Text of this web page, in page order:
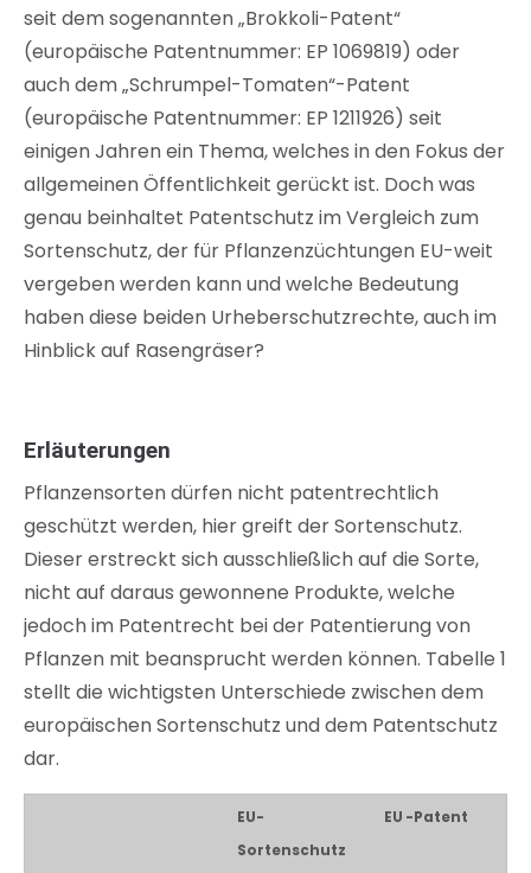
seit dem sogenannten „Brokkoli-Patent“
(europäische Patentnummer: EP 1069819) oder
auch dem „Schrumpel-Tomaten“-Patent
(europäische Patentnummer: EP 1211926) seit
einigen Jahren ein Thema, welches in den Fokus der
allgemeinen Öffentlichkeit gerückt ist. Doch was
genau beinhaltet Patentschutz im Vergleich zum
Sortenschutz, der für Pflanzenzüchtungen EU-weit
vergeben werden kann und welche Bedeutung
haben diese beiden Urheberschutzrechte, auch im
Hinblick auf Rasengräser?
Erläuterungen
Pflanzensorten dürfen nicht patentrechtlich
geschützt werden, hier greift der Sortenschutz.
Dieser erstreckt sich ausschließlich auf die Sorte,
nicht auf daraus gewonnene Produkte, welche
jedoch im Patentrecht bei der Patentierung von
Pflanzen mit beansprucht werden können. Tabelle 1
stellt die wichtigsten Unterschiede zwischen dem
europäischen Sortenschutz und dem Patentschutz
dar.
EU-
Sortenschutz
EU -Patent